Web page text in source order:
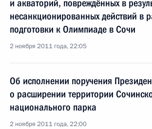
и акваторий, повреждённых в
несанкционированных действий в
подготовки к Олимпиаде в Сочи
2 ноября 2011 года, 22:05
Об исполнении поручения
о расширении территории
национального парка
2 ноября 2011 года, 22:00